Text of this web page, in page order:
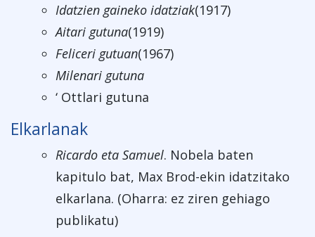
Idatzien gaineko idatziak(1917)
Aitari gutuna(1919)
Feliceri gutuan(1967)
Milenari gutuna
‘ Ottlari gutuna
Elkarlanak
Ricardo eta Samuel. Nobela baten
kapitulo bat, Max Brod-ekin idatzitako
elkarlana. (Oharra: ez ziren gehiago
publikatu)